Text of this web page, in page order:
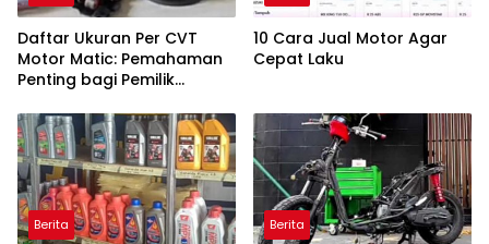
Daftar Ukuran Per CVT
Motor Matic: Pemahaman
Penting bagi Pemilik
10 Cara Jual Motor Agar
Cepat Laku
Berita Berita